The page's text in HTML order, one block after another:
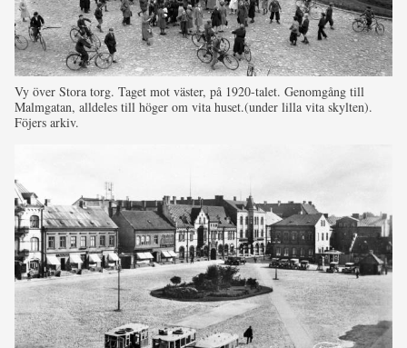
Vy över Stora torg. Taget mot väster, på 1920-talet. Genomgång till
Malmgatan, alldeles till höger om vita huset.(under lilla vita skylten).
Föjers arkiv.